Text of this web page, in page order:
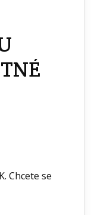
Chcete se